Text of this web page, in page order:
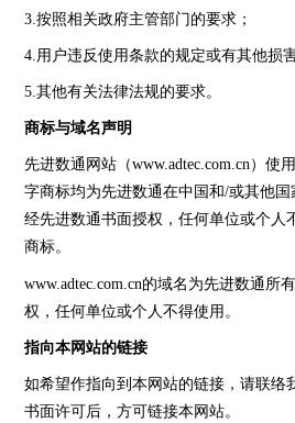
3.按照相关政府主管部门的要求；
4.用户违反使用条款的规定或有其他损
5.其他有关法律法规的要求。
商标与域名声明
先进数通网站（www.adtec.com.cn）使
字商标均为先进数通在中国和/或其他
经先进数通书面授权，任何单位或个人
商标。
www.adtec.com.cn的域名为先进数通所
权，任何单位或个人不得使用。
指向本网站的链接
如希望作指向到本网站的链接，请联络
书面许可后，方可链接本网站。